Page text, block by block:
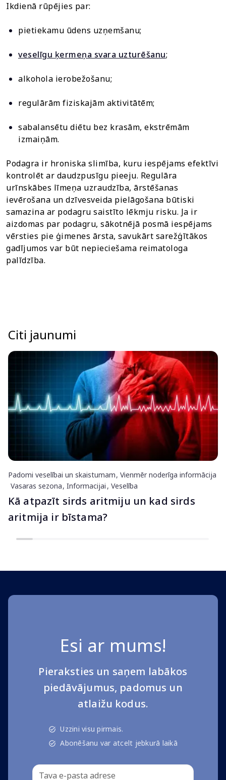
Ikdienā rūpējies par:
pietiekamu ūdens uzņemšanu;
veselīgu ķermeņa svara uzturēšanu;
alkohola ierobežošanu;
regulārām fiziskajām aktivitātēm;
sabalansētu diētu bez krasām, ekstrēmām
izmaiņām.
Podagra ir hroniska slimība, kuru iespējams efektīvi
kontrolēt ar daudzpusīgu pieeju. Regulāra
urīnskābes līmeņa uzraudzība, ārstēšanas
ievērošana un dzīvesveida pielāgošana būtiski
samazina ar podagru saistīto lēkmju risku. Ja ir
aizdomas par podagru, sākotnējā posmā iespējams
vērsties pie ģimenes ārsta, savukārt sarežģītākos
gadījumos var būt nepieciešama reimatologa
palīdzība.
Citi jaunumi
Padomi veselībai un skaistumam Vienmēr noderīga informācija
Vasaras sezona Informacijai Veselība
Kā atpazīt sirds aritmiju un kad sirds
aritmija ir bīstama?
Esi ar mums!
Pieraksties un saņem labākos
piedāvājumus, padomus un
atlaižu kodus.
Uzzini visu pirmais.
Abonēšanu var atcelt jebkurā laikā